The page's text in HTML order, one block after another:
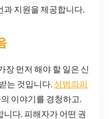
지원을 제공합니다.
장 먼저 해야 할 일은 신
는 것입니다. 성범죄피
이야기를 경청하고,
다. 피해자가 어떤 권